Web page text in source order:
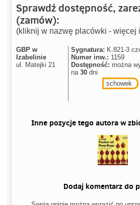
Sprawdź dostępność,
(zamów):
(kliknij w nazwę placówki - więcej
GBP w
Izabelinie
ul. Matejki 21
Sygnatura: K.821-3
Numer inw.: 1159
Dostępność: można
na30 dni
schowek
Inne pozycje tego autora w
Dodaj komentarz do